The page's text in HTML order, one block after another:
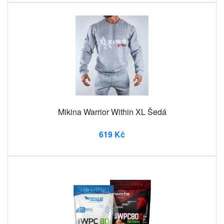
Mikina Warrior Within XL Šedá
619 Kč